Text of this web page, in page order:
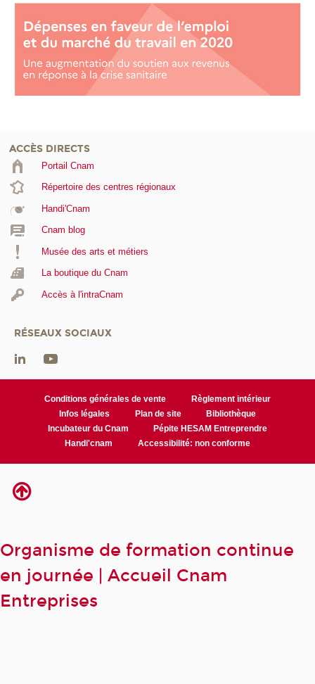
ACCÈS DIRECTS
Portail Cnam
Répertoire des centres régionaux
Handi'Cnam
Cnam blog
Musée des arts et métiers
La boutique du Cnam
Accès à l'intraCnam
RÉSEAUX SOCIAUX
Conditions générales de vente
Règlement intérieur
Infos légales
Plan de site
Bibliothèque
Incubateur du Cnam
Pépite HESAM Entreprendre
Handi'cnam
Accessibilité: non conforme
Organisme de formation continue
en journée | Accueil Cnam
Entreprises